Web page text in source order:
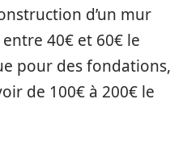
d’un mur
40€ et 60€ le
pour des fondations,
de 100€ à 200€ le